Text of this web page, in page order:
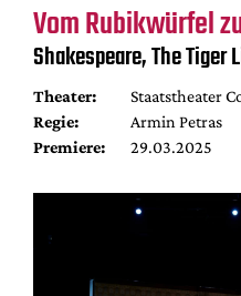
Vom Rubikwürfel
Shakespeare, The Tiger
Theater:
Staatstheater
Regie:
Armin Petras
Premiere:
29.03.2025